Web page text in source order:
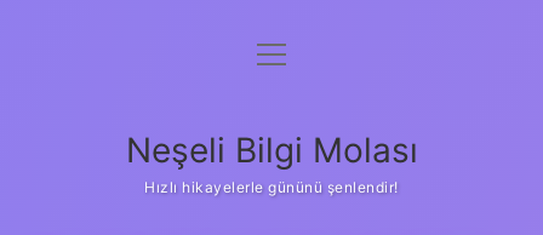
Anasayfa
Yasal Uyarı
menüyü
Neşeli Bilgi Molası
Hızlı hikayelerle gününü şenlendir!